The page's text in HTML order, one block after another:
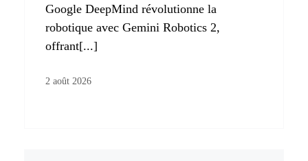
Google DeepMind révolutionne la
robotique avec Gemini Robotics 2,
offrant[...]
2 août 2026